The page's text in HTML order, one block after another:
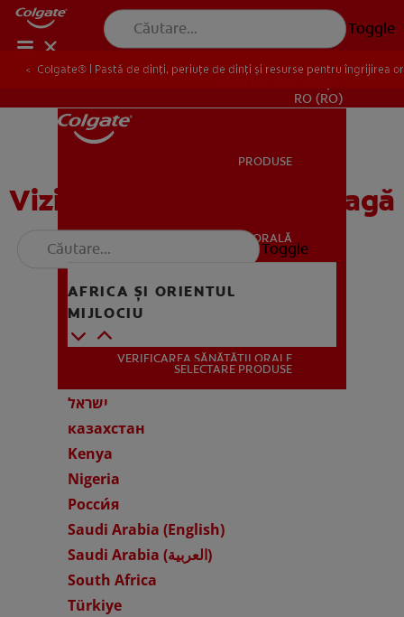
Toggle
SĂNĂTATE ORALĂ
RO (RO)
PRODUSE
SĂNĂTATE ORALĂ
VERIFICAREA SĂNĂTĂȚII ORALE
SELECTARE PRODUSE
Toggle
Colgate® | Pastă de dinți, periuțe de dinți și resurse pentru îngrijirea
Vizitați-ne în lumea întreagă
AFRICA ȘI ORIENTUL
MIJLOCIU
Azerbaijan ( Azerbaijani)
ישראל
казахстан
Kenya
Nigeria
Росси́я
Saudi Arabia (English)
Saudi Arabia (العربية)
South Africa
Türkiye